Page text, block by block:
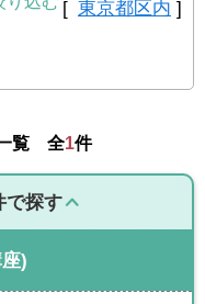
[ 東京都区内 ]
一覧 全1件
で探す
)